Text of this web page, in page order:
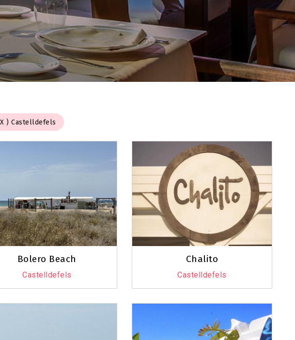
Castelldefels
Reset Map
OpenStreetMapcontributors
Bolero Beach
Castelldefels
Chalito
Castelldefels